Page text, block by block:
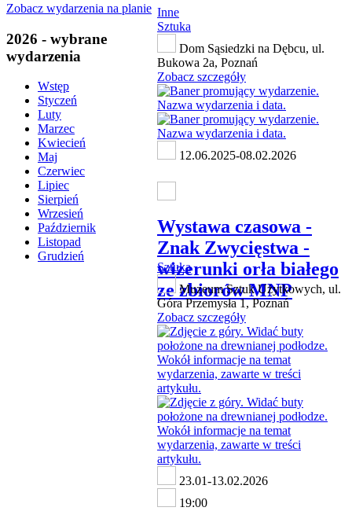
Zobacz wydarzenia na planie
2026 - wybrane
wydarzenia
Wstęp
Styczeń
Luty
Marzec
Kwiecień
Maj
Czerwiec
Lipiec
Sierpień
Wrzesień
Październik
Listopad
Grudzień
Inne
Sztuka
Dom Sąsiedzki na Dębcu, ul.
Bukowa 2a, Poznań
Zobacz szczegóły
12.06.2025-08.02.2026
Wystawa czasowa -
Znak Zwycięstwa -
wizerunki orła białego
ze zbiorów MNP
Sztuka
Muzeum Sztuk Użytkowych, ul.
Góra Przemysła 1, Poznań
Zobacz szczegóły
23.01-13.02.2026
19:00